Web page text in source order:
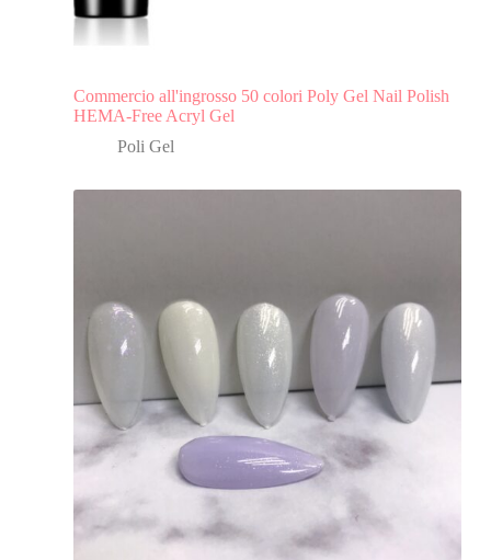
Commercio all'ingrosso 50 colori Poly Gel Nail Polish
HEMA-Free Acryl Gel
Poli Gel